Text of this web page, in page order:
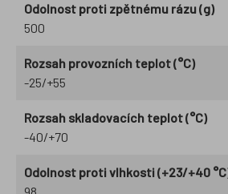
Odolnost proti zpětnému rázu (g)
500
Rozsah provozních teplot (°C)
-25/+55
Rozsah skladovacích teplot (°C)
-40/+70
Odolnost proti vlhkosti (+23/+40